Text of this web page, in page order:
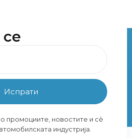
Испрати
промоциите, новостите и сè
индустрија.